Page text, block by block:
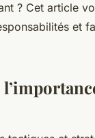
? Cet article
et